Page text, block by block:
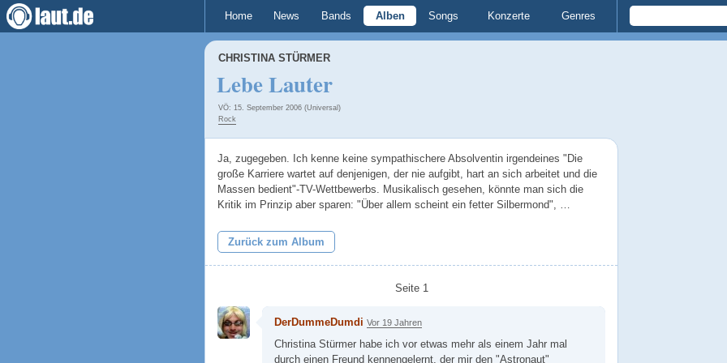
Home News Bands Alben Songs Konzerte Genres
CHRISTINA STÜRMER
Lebe Lauter
VÖ: 15. September 2006 (Universal)
Rock
Ja, zugegeben. Ich kenne keine sympathischere Absolventin irgendeines "Die
große Karriere wartet auf denjenigen, der nie aufgibt, hart an sich arbeitet und die
Massen bedient"-TV-Wettbewerbs. Musikalisch gesehen, könnte man sich die
Kritik im Prinzip aber sparen: "Über allem scheint ein fetter Silbermond", …
Zurück zum Album
Seite 1
DerDummeDumdi Vor 19 Jahren
Christina Stürmer habe ich vor etwas mehr als einem Jahr mal
durch einen Freund kennengelernt, der mir den "Astronaut"